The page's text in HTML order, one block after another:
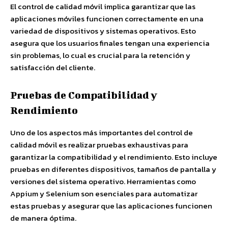
El control de calidad móvil implica garantizar que las
aplicaciones móviles funcionen correctamente en una
variedad de dispositivos y sistemas operativos. Esto
asegura que los usuarios finales tengan una experiencia
sin problemas, lo cual es crucial para la retención y
satisfacción del cliente.
Pruebas de Compatibilidad y
Rendimiento
Uno de los aspectos más importantes del control de
calidad móvil es realizar pruebas exhaustivas para
garantizar la compatibilidad y el rendimiento. Esto incluye
pruebas en diferentes dispositivos, tamaños de pantalla y
versiones del sistema operativo. Herramientas como
Appium y Selenium son esenciales para automatizar
estas pruebas y asegurar que las aplicaciones funcionen
de manera óptima.